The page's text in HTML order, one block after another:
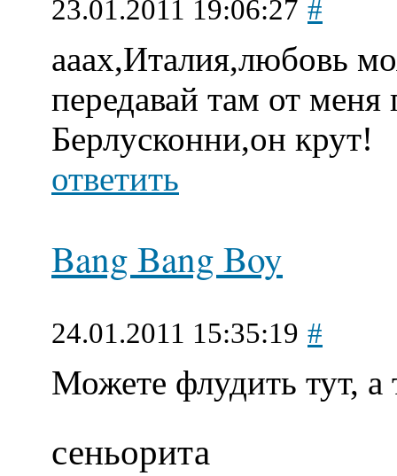
23.01.2011 19:06:27 #
ааах,Италия,любовь
передавай там от
Берлусконни,он крут!
ответить
Bang Bang Boy
24.01.2011 15:35:19 #
Можете флудить тут,
сеньорита